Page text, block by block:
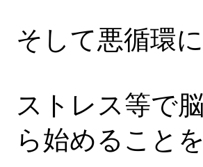
そして悪循環
ストレス等で
ら始めること